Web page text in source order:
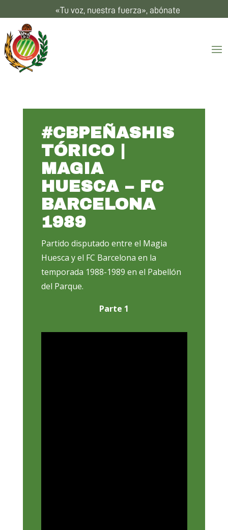
«Tu voz, nuestra fuerza», abónate
#CBPEÑASHIS
TÓRICO |
MAGIA
HUESCA – FC
BARCELONA
1989
Partido disputado entre el Magia
Huesca y el FC Barcelona en la
temporada 1988-1989 en el Pabellón
del Parque.
Parte 1